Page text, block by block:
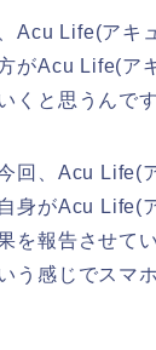
Acu Life(アキ
がAcu Life(ア
くと思うんで
回、Acu Life(
身がAcu Life(
を報告させて
う感じでスマ